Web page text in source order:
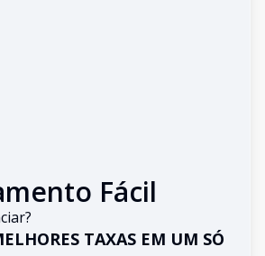
Fácil
TAXAS EM UM SÓ